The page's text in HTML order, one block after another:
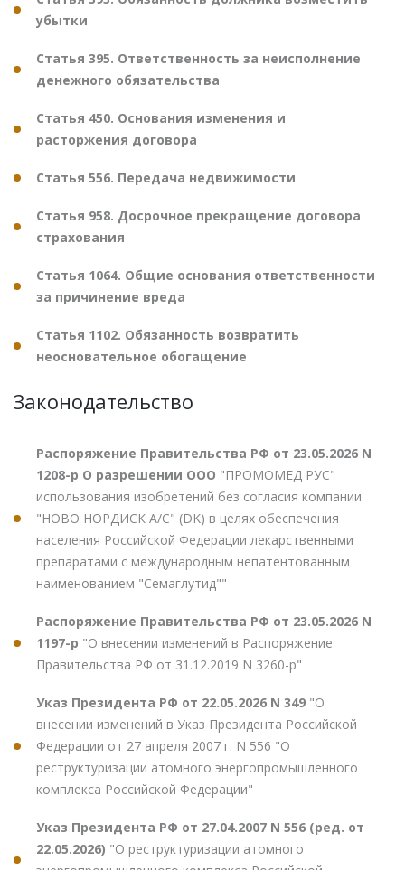
убытки
Статья 395. Ответственность за неисполнение
денежного обязательства
Статья 450. Основания изменения и
расторжения договора
Статья 556. Передача недвижимости
Статья 958. Досрочное прекращение договора
страхования
Статья 1064. Общие основания ответственности
за причинение вреда
Статья 1102. Обязанность возвратить
неосновательное обогащение
Законодательство
Распоряжение Правительства РФ от 23.05.2026 N
1208-р О разрешении ООО "ПРОМОМЕД РУС"
использования изобретений без согласия компании
"НОВО НОРДИСК А/С" (DK) в целях обеспечения
населения Российской Федерации лекарственными
препаратами с международным непатентованным
наименованием "Семаглутид""
Распоряжение Правительства РФ от 23.05.2026 N
1197-р "О внесении изменений в Распоряжение
Правительства РФ от 31.12.2019 N 3260-р"
Указ Президента РФ от 22.05.2026 N 349 "О
внесении изменений в Указ Президента Российской
Федерации от 27 апреля 2007 г. N 556 "О
реструктуризации атомного энергопромышленного
комплекса Российской Федерации"
Указ Президента РФ от 27.04.2007 N 556 (ред. от
22.05.2026) "О реструктуризации атомного